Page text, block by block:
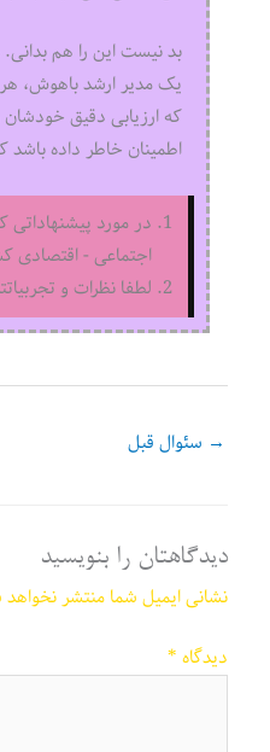
بد نیست این را هم بدانی.
یک مدیر ارشد باهوش، هر
که ارزیابی دقیق خودشان
اطمینان خاطر داده باشد
در مورد پیشنهاداتی
اجتماعی - اقتصادی
لطفا نظرات و
→ سئوال قبل
دیدگاهتان را بنویسید
نشانی ایمیل شما منتشر
دیدگاه*